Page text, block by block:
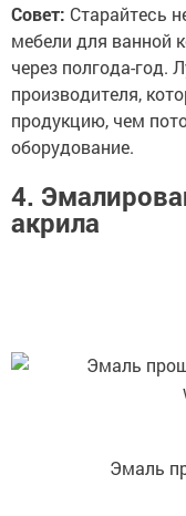
Совет: Старайтесь
мебели для ванной
через полгода-год.
производителя,
продукцию, чем
оборудование.
4.
акрила
Эмаль